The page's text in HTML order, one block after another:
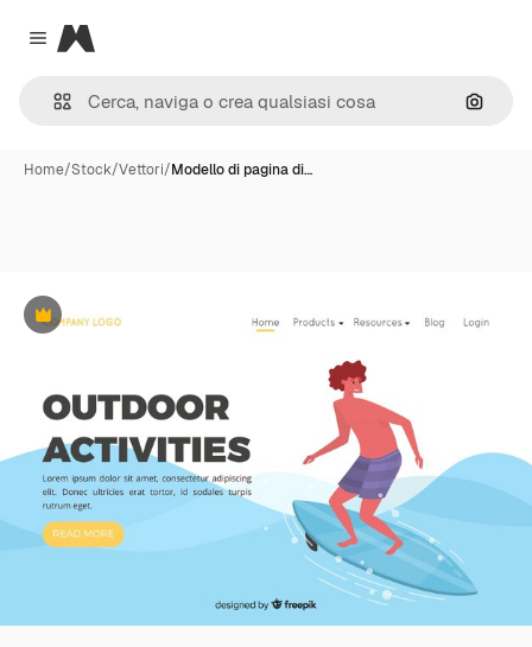
Close menu
Magnific
Cerca
Home/Stock/Vettori/Modello di pagina di…
Premium